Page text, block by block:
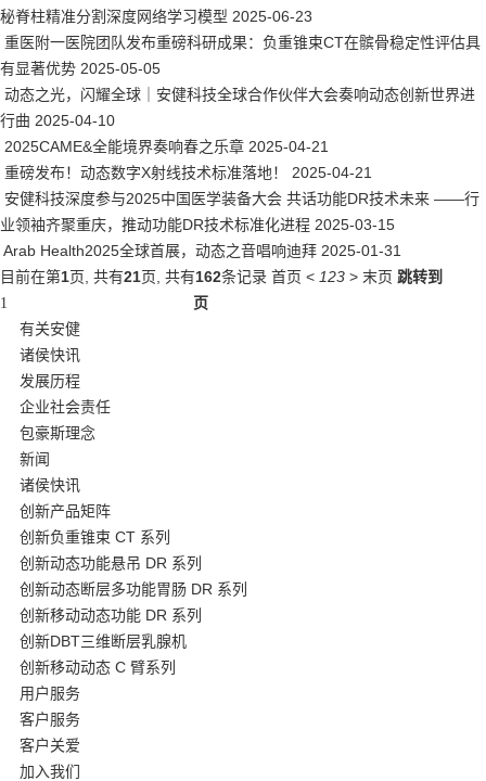
秘脊柱精准分割深度网络学习模型 2025-06-23
重医附一医院团队发布重磅科研成果：负重锥束CT在髌骨稳定性评估具
有显著优势 2025-05-05
动态之光，闪耀全球｜安健科技全球合作伙伴大会奏响动态创新世界进
行曲 2025-04-10
2025CAME&全能境界奏响春之乐章 2025-04-21
重磅发布！动态数字X射线技术标准落地！
2025-04-21
安健科技深度参与2025中国医学装备大会 共话功能DR技术未来 ——行
业领袖齐聚重庆，推动功能DR技术标准化进程 2025-03-15
Arab Health2025全球首展，动态之音唱响迪拜 2025-01-31
目前在第1页, 共有21页, 共有162条记录 首页 < 123 > 末页 跳转到
页
有关安健
诸侯快讯
发展历程
企业社会责任
包豪斯理念
新闻
诸侯快讯
创新产品矩阵
创新负重锥束 CT 系列
创新动态功能悬吊 DR 系列
创新动态断层多功能胃肠 DR 系列
创新移动动态功能 DR 系列
创新DBT三维断层乳腺机
创新移动动态 C 臂系列
用户服务
客户服务
客户关爱
加入我们